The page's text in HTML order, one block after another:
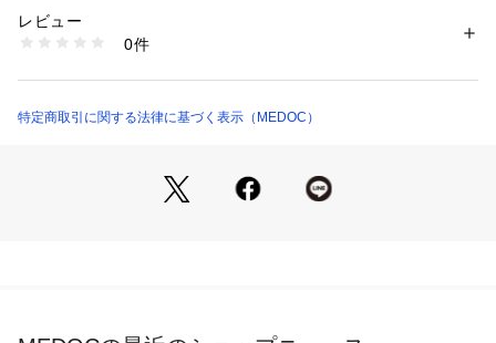
アクセントに。
・ゆったりとした身幅で体のラインを拾わず、華奢見えも叶い
枚です。
透け感 | あり
家庭洗濯 | 手洗い可
生産国：中国製
レビュー
0件
特定商取引に関する法律に基づく表示（MEDOC）